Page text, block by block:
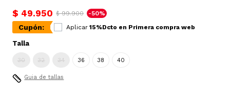
$ 49.950 $ 99.900 -50%
Cupón: Aplicar 15%Dcto en Primera compra web
Talla
30 32 34 36 38 40
Guia de tallas